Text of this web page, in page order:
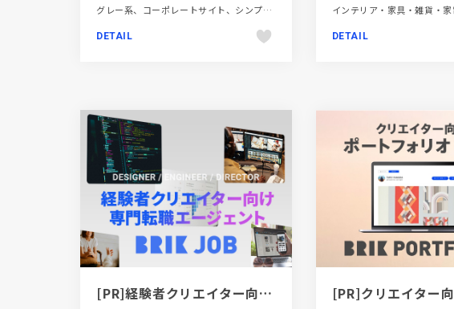
グレー系、コーポレートサイト、シンプル、デザイン・アート・音楽・文芸、ナチュラル、ブラウン系、ベージュ・ゴールド系、ホワイト系、モーション多め、大きめ写真
DETAIL DETAIL
[PR]経験者クリエイター向け転職カウンセリング｜デザイナー / ディレクター / エンジニア